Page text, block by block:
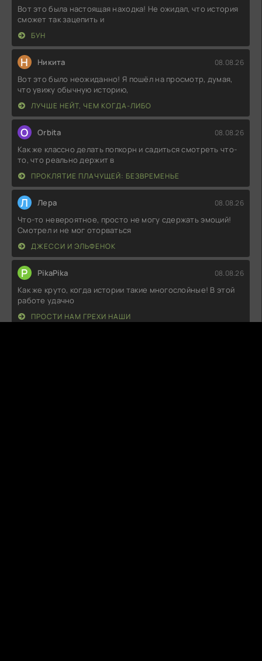
Вот это была настоящая находка! Не ожидал, что история
сможет так зацепить и
БУН
Н Никита 08.08.26
Вот это было неожиданно! Я пошёл на просмотр, думая,
что увижу обычную историю,
ЛУЧШЕ НЕЙТ, ЧЕМ КОГДА-ЛИБО
O Orbita 08.08.26
Как же классно делать попкорн и садиться смотреть что-
то, что реально держит в
ПРОКЛЯТИЕ ПЛАЧУЩЕЙ: БЕЗВРЕМЕНЬЕ
Л Лера 08.08.26
Что-то невероятное, просто не могу сдержать эмоций!
Смотрел и не мог оторваться
ДЖЕССИ И ЭЛЬФЕНОК
P PikaPika 08.08.26
Как же круто, когда истории такие многослойные! В этой
работе удачно
ПРОСТИ НАМ ГРЕХИ НАШИ